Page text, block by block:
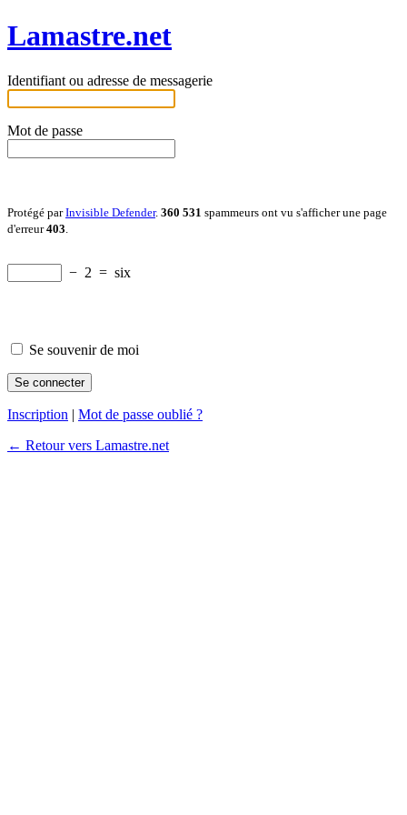
Lamastre.net
Identifiant ou adresse de messagerie
Mot de passe
Protégé parInvisible Defender. 360 531 spammeurs ont vu s'afficher une page
d'erreur403
− 2 = six
Se souvenir de moi
Inscription | Mot de passe oublié ?
← Retour vers Lamastre.net